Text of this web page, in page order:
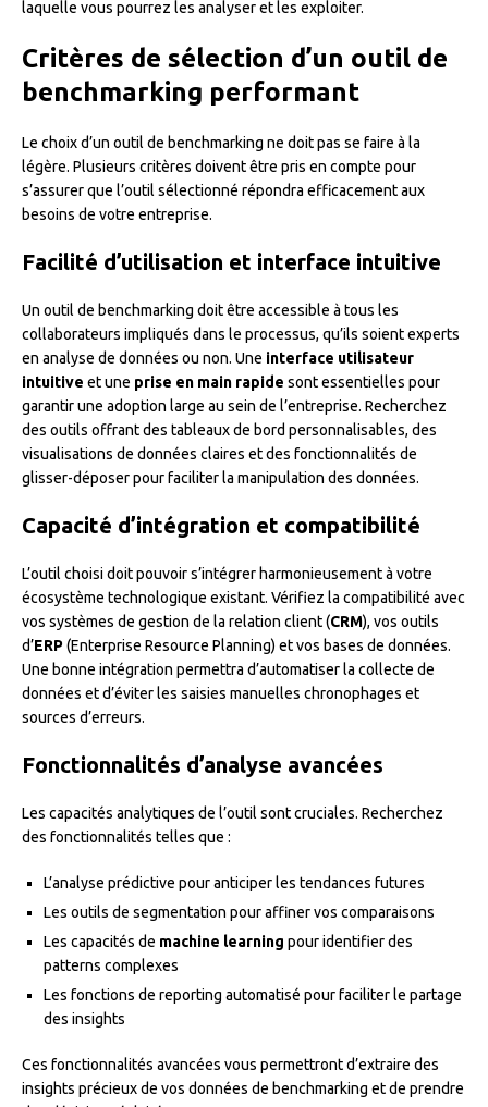
laquelle vous pourrez les analyser et les exploiter.
Critères de sélection d’un outil de
benchmarking performant
Le choix d’un outil de benchmarking ne doit pas se faire à la
légère. Plusieurs critères doivent être pris en compte pour
s’assurer que l’outil sélectionné répondra efficacement aux
besoins de votre entreprise.
Facilité d’utilisation et interface intuitive
Un outil de benchmarking doit être accessible à tous les
collaborateurs impliqués dans le processus, qu’ils soient experts
en analyse de données ou non. Une interface utilisateur
intuitive et une prise en main rapide sont essentielles pour
garantir une adoption large au sein de l’entreprise. Recherchez
des outils offrant des tableaux de bord personnalisables, des
visualisations de données claires et des fonctionnalités de
glisser-déposer pour faciliter la manipulation des données.
Capacité d’intégration et compatibilité
L’outil choisi doit pouvoir s’intégrer harmonieusement à votre
écosystème technologique existant. Vérifiez la compatibilité avec
vos systèmes de gestion de la relation client (CRM), vos outils
d’ERP(Enterprise Resource Planning) et vos bases de données.
Une bonne intégration permettra d’automatiser la collecte de
données et d’éviter les saisies manuelles chronophages et
sources d’erreurs.
Fonctionnalités d’analyse avancées
Les capacités analytiques de l’outil sont cruciales. Recherchez
des fonctionnalités telles que :
L’analyse prédictive pour anticiper les tendances futures
Les outils de segmentation pour affiner vos comparaisons
Les capacités de machine learning pour identifier des
patterns complexes
Les fonctions de reporting automatisé pour faciliter le partage
des insights
Ces fonctionnalités avancées vous permettront d’extraire des
insights précieux de vos données de benchmarking et de prendre